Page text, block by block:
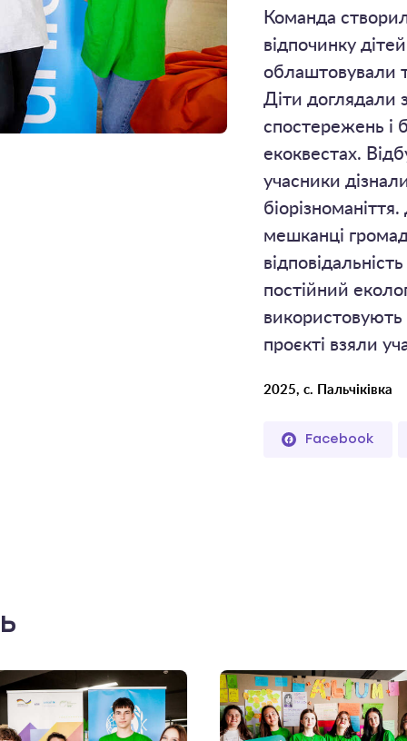
Команда
відпочинку
облаштовували
Діти доглядали
спостережень і
екоквестах.
учасники
мешканці
постійний
використовують
проєкті взяли
2025, с. Пальчіківка
Facebook